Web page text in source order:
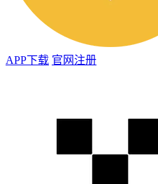
APP下载 官网注册